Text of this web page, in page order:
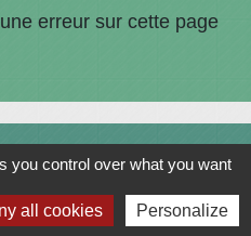
erreur sur cette page
sur-Bibost
you control over what you want
all cookies Personalize